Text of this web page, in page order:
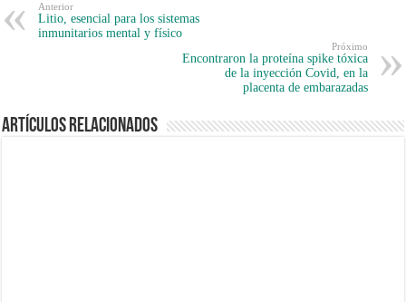
Anterior
Litio, esencial para los sistemas
inmunitarios mental y físico
Próximo
Encontraron la proteína spike tóxica
de la inyección Covid, en la
placenta de embarazadas
Artículos Relacionados